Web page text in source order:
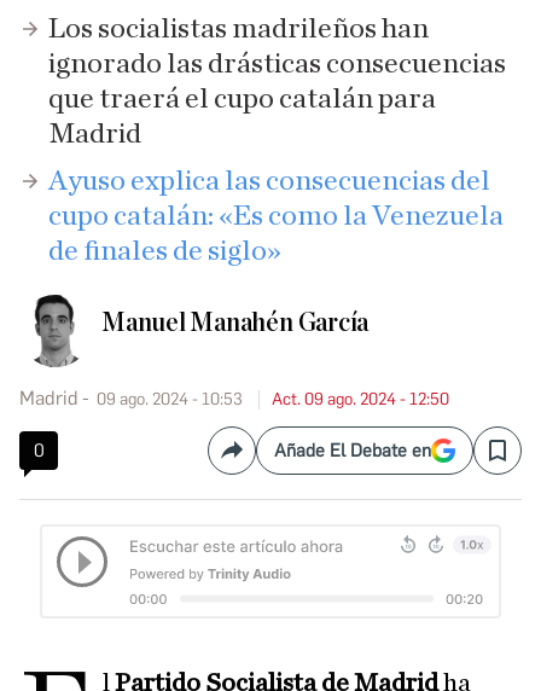
Los socialistas madrileños han
ignorado las drásticas consecuencias
que traerá el cupo catalán para
Madrid
​Ayuso explica las consecuencias del
cupo catalán: «Es como la Venezuela
de finales de siglo»
Manuel Manahén García
Madrid 09 ago. 2024 - 10:53 Act. 09 ago. 2024 - 12:50
0 CompartirAñade El Debate en Save
lPartido Socialista de Madridha